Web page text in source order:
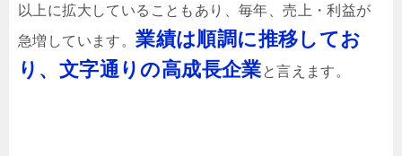
以上に拡大していることもあり、毎年、売上・利益が
急増しています。業績は順調に推移してお
り、文字通りの高成長企業と言えます。